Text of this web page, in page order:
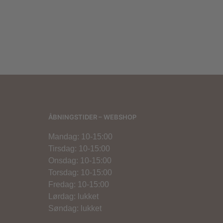
ÅBNINGSTIDER – WEBSHOP
Mandag: 10-15:00
Tirsdag: 10-15:00
Onsdag: 10-15:00
Torsdag: 10-15:00
Fredag: 10-15:00
Lørdag: lukket
Søndag: lukket